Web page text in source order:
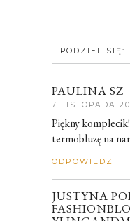
PODZIEL SIĘ:
PAULINA SZ
7 LISTOPADA
Piękny
termobluzę na
ODPOWIEDZ
JUSTYNA